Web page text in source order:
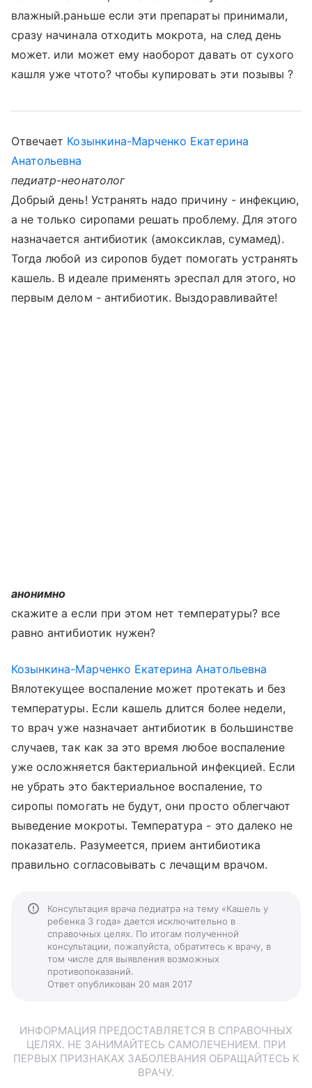
влажный.раньше если эти препараты принимали,
сразу начинала отходить мокрота, на след день
может. или может ему наоборот давать от сухого
кашля уже чтото? чтобы купировать эти позывы ?
Отвечает Козынкина-Марченко Екатерина
Анатольевна
педиатр-неонатолог
Добрый день! Устранять надо причину - инфекцию,
а не только сиропами решать проблему. Для этого
назначается антибиотик (амоксиклав, сумамед).
Тогда любой из сиропов будет помогать устранять
кашель. В идеале применять эреспал для этого, но
первым делом - антибиотик. Выздоравливайте!
анонимно
скажите а если при этом нет температуры? все
равно антибиотик нужен?
Козынкина-Марченко Екатерина Анатольевна
Вялотекущее воспаление может протекать и без
температуры. Если кашель длится более недели,
то врач уже назначает антибиотик в большинстве
случаев, так как за это время любое воспаление
уже осложняется бактериальной инфекцией. Если
не убрать это бактериальное воспаление, то
сиропы помогать не будут, они просто облегчают
выведение мокроты. Температура - это далеко не
показатель. Разумеется, прием антибиотика
правильно согласовывать с лечащим врачом.
Консультация врача педиатра на тему «Кашель у
ребенка 3 года» дается исключительно в
справочных целях. По итогам полученной
консультации, пожалуйста, обратитесь к врачу, в
том числе для выявления возможных
противопоказаний.
Ответ опубликован 20 мая 2017
ИНФОРМАЦИЯ ПРЕДОСТАВЛЯЕТСЯ В СПРАВОЧНЫХ
ЦЕЛЯХ. НЕ ЗАНИМАЙТЕСЬ САМОЛЕЧЕНИЕМ. ПРИ
ПЕРВЫХ ПРИЗНАКАХ ЗАБОЛЕВАНИЯ ОБРАЩАЙТЕСЬ К
ВРАЧУ.